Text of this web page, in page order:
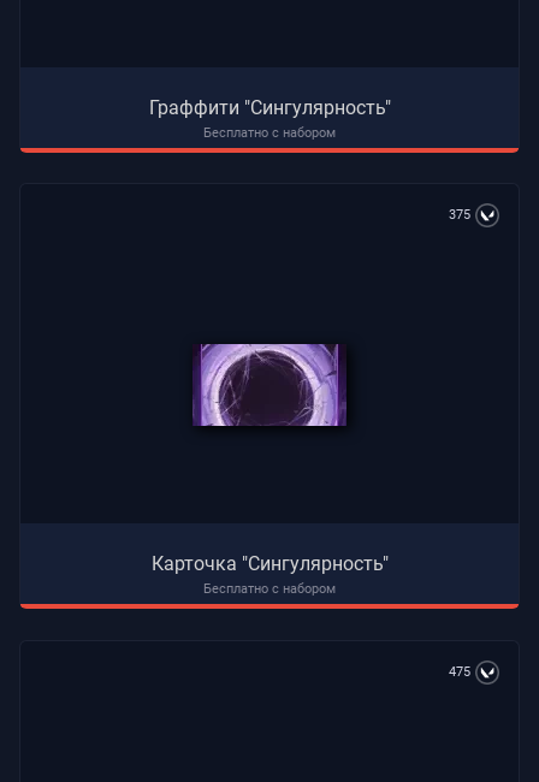
Граффити "Сингулярность"
Бесплатно с набором
375
Карточка "Сингулярность"
Бесплатно с набором
475